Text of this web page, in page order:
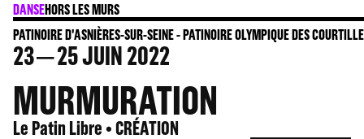
DANSEHORS LES MURS
PATINOIRE D'ASNIÈRES-SUR-SEINE - PATINOIRE OLYMPIQUE DES
23 25JUIN 2022
MURMURATION
Le Patin Libre • CRÉATION